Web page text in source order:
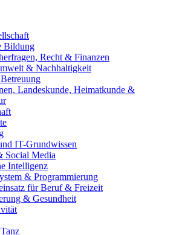
Bildung
Recht & Finanzen
& Nachhaltigkeit
Landeskunde, Heimatkunde &
IT-Grundwissen
Social Media
Intelligenz
& Programmierung
für Beruf & Freizeit
& Gesundheit